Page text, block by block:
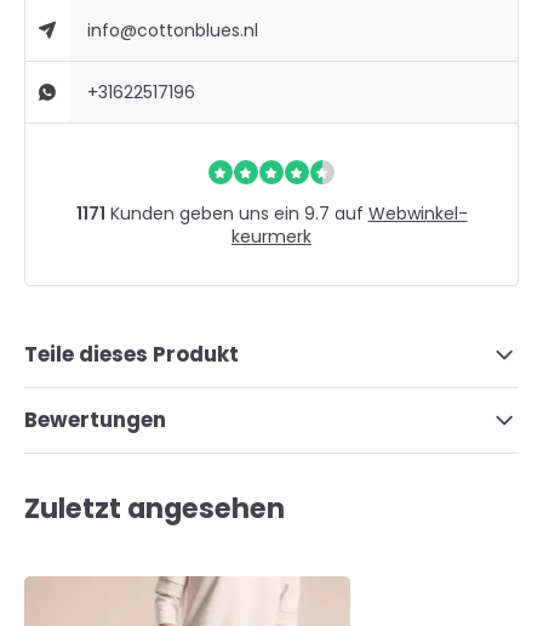
info@cottonblues.nl
+31622517196
1171 Kunden geben uns ein 9.7 auf Webwinkel-
keurmerk
Teile dieses Produkt
Bewertungen
Zuletzt angesehen